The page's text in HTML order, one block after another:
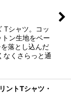
Tシャツ。コッ
ン生地をベー
落とし込んだ
なくさらっと通
トTシャツ・